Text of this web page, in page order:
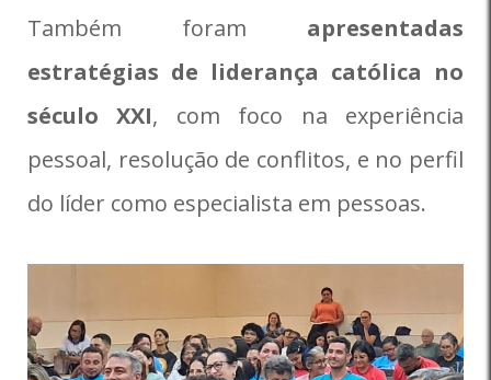
Também foram apresentadas
estratégias de liderança católica no
século XXI, com foco na experiência
pessoal, resolução de conflitos, e no perfil
do líder como especialista em pessoas.